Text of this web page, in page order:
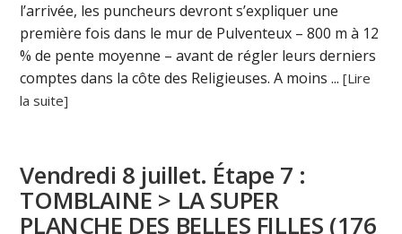
l’arrivée, les puncheurs devront s’expliquer une
première fois dans le mur de Pulventeux – 800 m à 12
% de pente moyenne – avant de régler leurs derniers
comptes dans la côte des Religieuses. A moins ...[Lire
la suite]
Vendredi 8 juillet. Étape 7 :
TOMBLAINE > LA SUPER
PLANCHE DES BELLES FILLES (176